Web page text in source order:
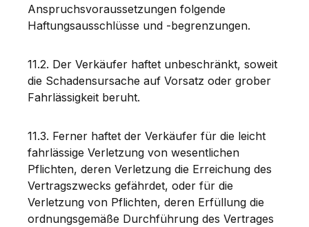
Anspruchsvoraussetzungen folgende
Haftungsausschlüsse und -begrenzungen.
11.2. Der Verkäufer haftet unbeschränkt, soweit
die Schadensursache auf Vorsatz oder grober
Fahrlässigkeit beruht.
11.3. Ferner haftet der Verkäufer für die leicht
fahrlässige Verletzung von wesentlichen
Pflichten, deren Verletzung die Erreichung des
Vertragszwecks gefährdet, oder für die
Verletzung von Pflichten, deren Erfüllung die
ordnungsgemäße Durchführung des Vertrages